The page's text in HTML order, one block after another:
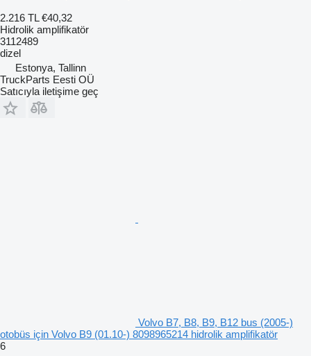
2.216 TL €40,32
Hidrolik amplifikatör
3112489
dizel
Estonya, Tallinn
TruckParts Eesti OÜ
Satıcıyla iletişime geç
Volvo B7, B8, B9, B12 bus (2005-)
otobüs için Volvo B9 (01.10-) 8098965214 hidrolik amplifikatör
6